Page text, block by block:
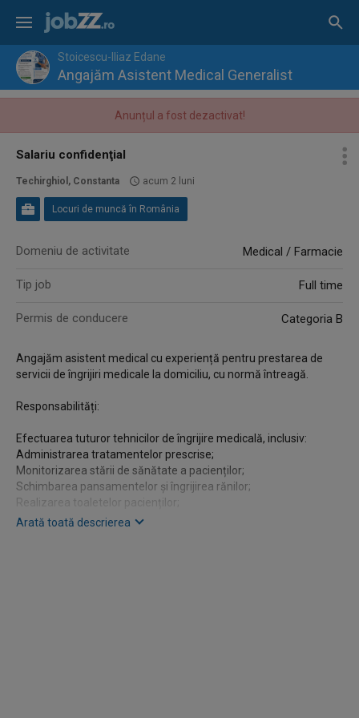
Stoicescu-Iliaz Edane
Angajăm Asistent Medical Generalist
Anunțul a fost dezactivat!
Salariu confidenţial
Techirghiol, Constanta acum 2 luni
Locuri de muncă în România
Domeniu de activitate Medical / Farmacie
Tip job Full time
Permis de conducere Categoria B
Angajăm asistent medical cu experiență pentru prestarea de
servicii de îngrijiri medicale la domiciliu, cu normă întreagă.
Responsabilități:
Efectuarea tuturor tehnicilor de îngrijire medicală, inclusiv:
Administrarea tratamentelor prescrise;
Monitorizarea stării de sănătate a pacienților;
Schimbarea pansamentelor și îngrijirea rănilor;
Realizarea toaletelor pacienților;
Supravegherea evoluției pacienților;
Arată toată descrierea